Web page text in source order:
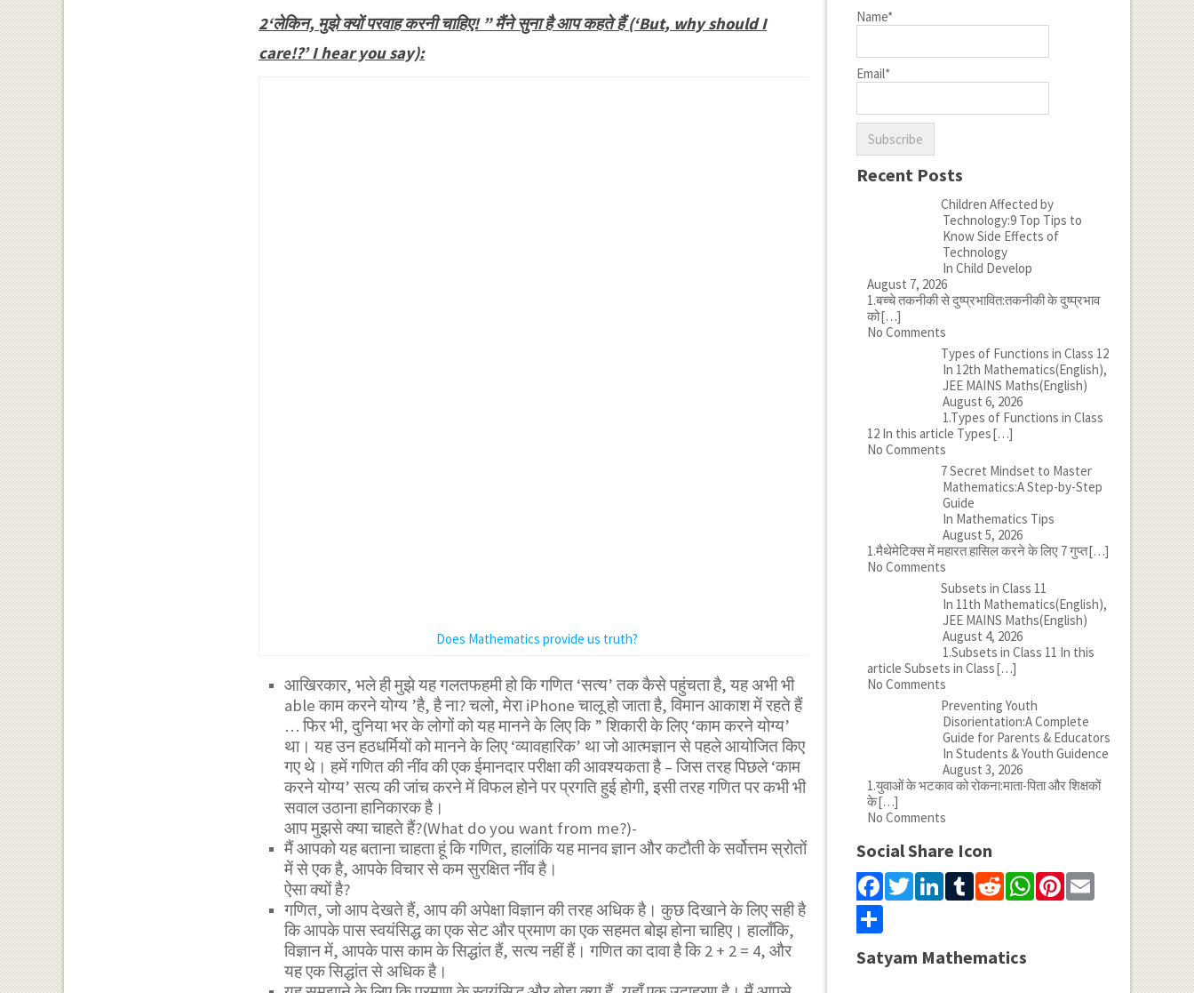
2‘लेकिन, मुझे क्यों परवाह करनी चाहिए! ” मैंने सुना है आप कहते हैं (‘But, why should I
care!?’ I hear you say):
Does Mathematics provide us truth?
आखिरकार, भले ही मुझे यह गलतफहमी हो कि गणित ‘सत्य’ तक कैसे पहुंचता है, यह अभी भी
able काम करने योग्य ’है, है ना? चलो, मेरा iPhone चालू हो जाता है, विमान आकाश में रहते हैं
… फिर भी, दुनिया भर के लोगों को यह मानने के लिए कि ” शिकारी के लिए ‘काम करने योग्य’
था। यह उन हठधर्मियों को मानने के लिए ‘व्यावहारिक’ था जो आत्मज्ञान से पहले आयोजित किए
गए थे। हमें गणित की नींव की एक ईमानदार परीक्षा की आवश्यकता है – जिस तरह पिछले ‘काम
करने योग्य’ सत्य की जांच करने में विफल होने पर प्रगति हुई होगी, इसी तरह गणित पर कभी भी
सवाल उठाना हानिकारक है।
आप मुझसे क्या चाहते हैं?(What do you want from me?)-
मैं आपको यह बताना चाहता हूं कि गणित, हालांकि यह मानव ज्ञान और कटौती के सर्वोत्तम स्रोतों
में से एक है, आपके विचार से कम सुरक्षित नींव है।
ऐसा क्यों है?
गणित, जो आप देखते हैं, आप की अपेक्षा विज्ञान की तरह अधिक है। कुछ दिखाने के लिए सही है
कि आपके पास स्वयंसिद्ध का एक सेट और प्रमाण का एक सहमत बोझ होना चाहिए। हालाँकि,
विज्ञान में, आपके पास काम के सिद्धांत हैं, सत्य नहीं हैं। गणित का दावा है कि 2 + 2 = 4, और
यह एक सिद्धांत से अधिक है।
Name*
Email*
Recent Posts
Children Affected by
Technology:9 Top Tips to
Know Side Effects of
Technology
In Child Develop
August 7, 2026
1.बच्चे तकनीकी से दुष्प्रभावित:तकनीकी के दुष्प्रभाव
को[…]
No Comments
Types of Functions in Class 12
In 12th Mathematics(English),
JEE MAINS Maths(English)
August 6, 2026
1.Types of Functions in Class
12 In this article Types[…]
No Comments
7 Secret Mindset to Master
Mathematics:A Step-by-Step
Guide
In Mathematics Tips
August 5, 2026
1.मैथेमेटिक्स में महारत हासिल करने के लिए 7 गुप्त[…]
No Comments
Subsets in Class 11
In 11th Mathematics(English),
JEE MAINS Maths(English)
August 4, 2026
1.Subsets in Class 11 In this
article Subsets in Class[…]
No Comments
Preventing Youth
Disorientation:A Complete
Guide for Parents & Educators
In Students & Youth Guidence
August 3, 2026
1.युवाओं के भटकाव को रोकना:माता-पिता और शिक्षकों
के[…]
No Comments
Social Share Icon
Facebook
Twitter
LinkedIn
Tumblr
Reddit
WhatsApp
Pinterest
Email
Share
Satyam Mathematics